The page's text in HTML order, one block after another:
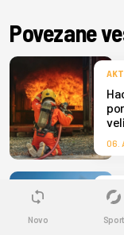
Povezane
06.
Novo Sport